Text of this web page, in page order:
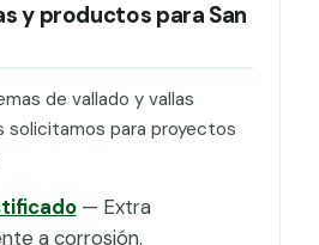
y productos para San
de vallado y vallas
solicitamos para proyectos
— Extra
a corrosión.